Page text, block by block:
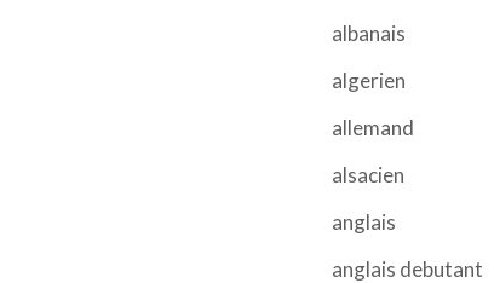
albanais
algerien
allemand
alsacien
anglais
anglais debutant